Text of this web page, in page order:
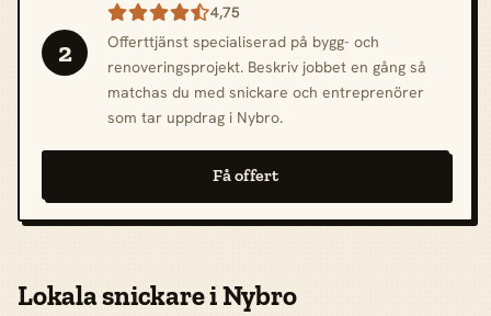
2
4,75
Offerttjänst specialiserad på bygg- och
renoveringsprojekt. Beskriv jobbet en gång så
matchas du med snickare och entreprenörer
som tar uppdrag i Nybro.
Få offert
Lokala snickare i Nybro